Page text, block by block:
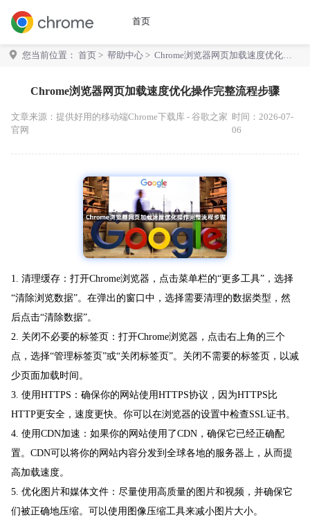
首页
您当前位置： 首页 > 帮助中心 > Chrome浏览器网页加载速度优化操
Chrome浏览器网页加载速度优化操作完整流程步骤
文章来源： 提供好用的移动端Chrome下载库 - 谷歌之家
官网
时间：2026-07-
06
1. 清理缓存：打开Chrome浏览器，点击菜单栏的“更多工具”，选择
“清除浏览数据”。在弹出的窗口中，选择需要清理的数据类型，然
后点击“清除数据”。
2. 关闭不必要的标签页：打开Chrome浏览器，点击右上角的三个
点，选择“管理标签页”或“关闭标签页”。关闭不需要的标签页，以减
少页面加载时间。
3. 使用HTTPS：确保你的网站使用HTTPS协议，因为HTTPS比
HTTP更安全，速度更快。你可以在浏览器的设置中检查SSL证书。
4. 使用CDN加速：如果你的网站使用了CDN，确保它已经正确配
置。CDN可以将你的网站内容分发到全球各地的服务器上，从而提
高加载速度。
5. 优化图片和媒体文件：尽量使用高质量的图片和视频，并确保它
们被正确地压缩。可以使用图像压缩工具来减小图片大小。